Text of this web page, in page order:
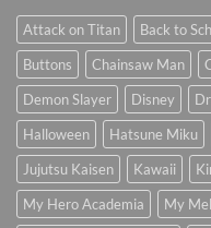
Attack on Titan Back to
Buttons
Chainsaw Man
Demon Slayer
Disney
Halloween
Hatsune Miku
Jujutsu Kaisen
Kawaii
My Hero Academia
My